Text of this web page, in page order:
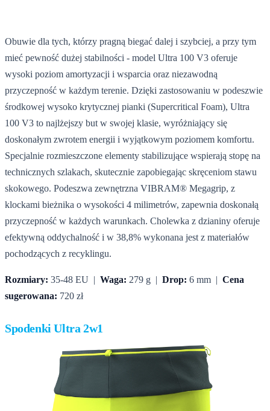
Obuwie dla tych, którzy pragną biegać dalej i szybciej, a przy tym
mieć pewność dużej stabilności - model Ultra 100 V3 oferuje
wysoki poziom amortyzacji i wsparcia oraz niezawodną
przyczepność w każdym terenie. Dzięki zastosowaniu w podeszwie
środkowej wysoko krytycznej pianki (Supercritical Foam), Ultra
100 V3 to najlżejszy but w swojej klasie, wyróżniający się
doskonałym zwrotem energii i wyjątkowym poziomem komfortu.
Specjalnie rozmieszczone elementy stabilizujące wspierają stopę na
technicznych szlakach, skutecznie zapobiegając skręceniom stawu
skokowego. Podeszwa zewnętrzna VIBRAM® Megagrip, z
klockami bieżnika o wysokości 4 milimetrów, zapewnia doskonałą
przyczepność w każdych warunkach. Cholewka z dzianiny oferuje
efektywną oddychalność i w 38,8% wykonana jest z materiałów
pochodzących z recyklingu.
Rozmiary: 35-48 EU | Waga: 279 g | Drop: 6 mm | Cena
sugerowana: 720 zł
Spodenki Ultra 2w1